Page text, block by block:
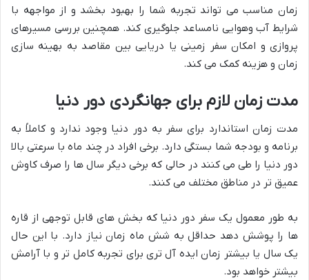
زمان مناسب می تواند تجربه شما را بهبود بخشد و از مواجهه با
شرایط آب وهوایی نامساعد جلوگیری کند. همچنین بررسی مسیرهای
پروازی و امکان سفر زمینی یا دریایی بین مقاصد به بهینه سازی
زمان و هزینه کمک می کند.
مدت زمان لازم برای جهانگردی دور دنیا
مدت زمان استاندارد برای سفر به دور دنیا وجود ندارد و کاملاً به
برنامه و بودجه شما بستگی دارد. برخی افراد در چند ماه با سرعتی بالا
دور دنیا را طی می کنند در حالی که برخی دیگر سال ها را صرف کاوش
عمیق تر در مناطق مختلف می کنند.
به طور معمول یک سفر دور دنیا که بخش های قابل توجهی از قاره
ها را پوشش دهد حداقل به شش ماه زمان نیاز دارد. با این حال
یک سال یا بیشتر زمان ایده آل تری برای تجربه کامل تر و با آرامش
بیشتر خواهد بود.